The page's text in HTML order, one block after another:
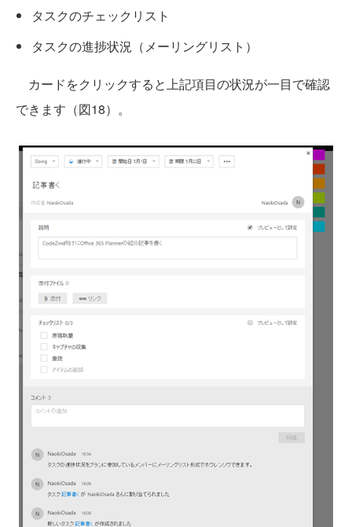
タスクのチェックリスト
タスクの進捗状況（メーリングリスト）
カードをクリックすると上記項目の状況が一目で確認
できます（図18）。